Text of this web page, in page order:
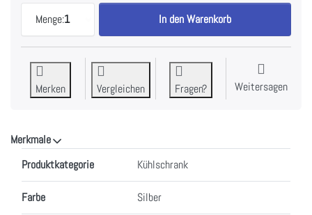
Menge:1
LIEBHERR RBsfd 5221-22 Kühlschrank Plus
In den Warenkorb
Merken Vergleichen Fragen? Weitersagen
Merkmale
Produktkategorie Kühlschrank
Farbe Silber